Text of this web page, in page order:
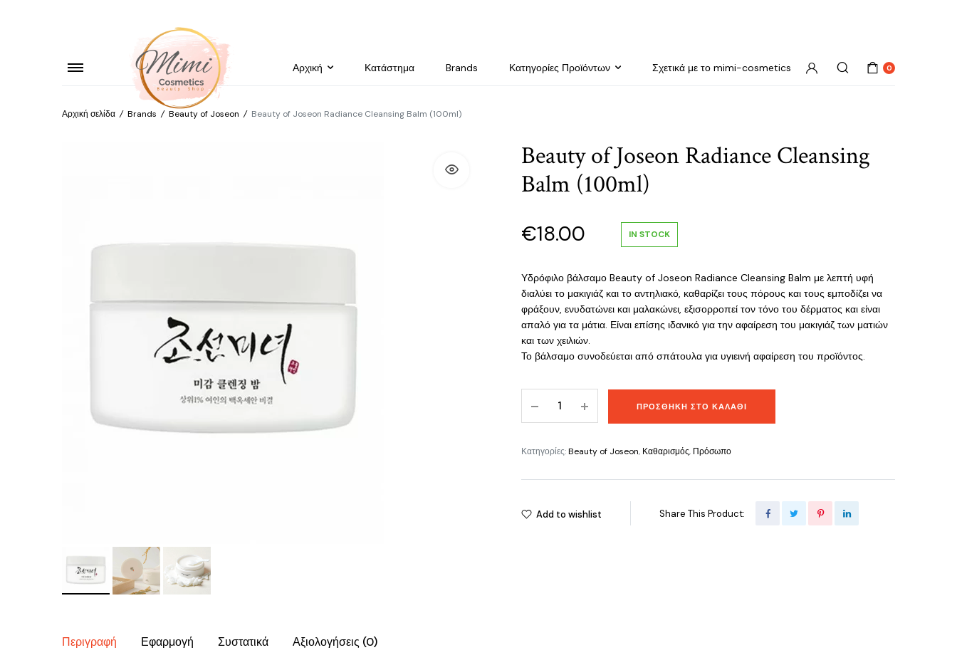
Αρχική Κατάστημα Brands Κατηγορίες Προϊόντων Σχετικά με το mimi-cosmetics 0
Αρχική σελίδα / Brands / Beauty of Joseon / Beauty of Joseon Radiance Cleansing Balm (100ml)
Beauty of Joseon Radiance Cleansing
Balm (100ml)
€18.00 IN STOCK
Υδρόφιλο βάλσαμο Beauty of Joseon Radiance Cleansing Balm με λεπτή υφή
διαλύει το μακιγιάζ και το αντηλιακό, καθαρίζει τους πόρους και τους εμποδίζει να
φράξουν, ενυδατώνει και μαλακώνει, εξισορροπεί τον τόνο του δέρματος και είναι
απαλό για τα μάτια. Είναι επίσης ιδανικό για την αφαίρεση του μακιγιάζ των ματιών
και των χειλιών.
Το βάλσαμο συνοδεύεται από σπάτουλα για υγιεινή αφαίρεση του προϊόντος.
Radiance
Balm
quantity
ΠΡΟΣΘΉΚΗ ΣΤΟ ΚΑΛΆΘΙ
Κατηγορίες:Beauty of Joseon, Καθαρισμός, Πρόσωπο
Add to wishlist Share This Product:
Περιγραφή Εφαρμογή Συστατικά Αξιολογήσεις (0)